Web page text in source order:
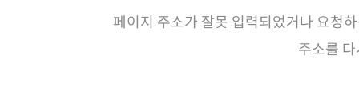
페이지 주소가 잘못 입력되었거나 요청
주소를